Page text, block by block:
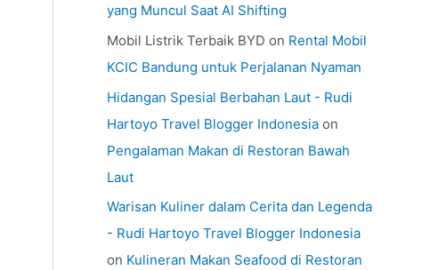
yang Muncul Saat AI Shifting
Mobil Listrik Terbaik BYD on Rental Mobil
KCIC Bandung untuk Perjalanan Nyaman
Hidangan Spesial Berbahan Laut - Rudi
Hartoyo Travel Blogger Indonesia on
Pengalaman Makan di Restoran Bawah
Laut
Warisan Kuliner dalam Cerita dan Legenda
- Rudi Hartoyo Travel Blogger Indonesia
on Kulineran Makan Seafood di Restoran